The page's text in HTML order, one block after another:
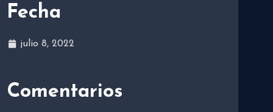
Fecha
julio 8, 2022
Comentarios